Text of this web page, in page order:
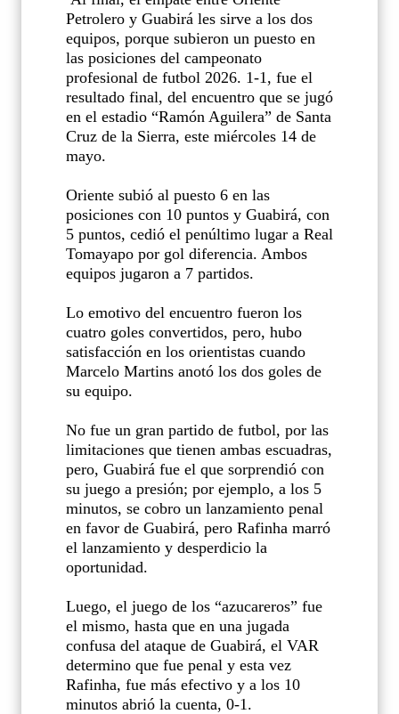
Petrolero y Guabirá les sirve a los dos
equipos, porque subieron un puesto en
las posiciones del campeonato
profesional de futbol 2026. 1-1, fue el
resultado final, del encuentro que se jugó
en el estadio “Ramón Aguilera” de Santa
Cruz de la Sierra, este miércoles 14 de
mayo.
Oriente subió al puesto 6 en las
posiciones con 10 puntos y Guabirá, con
5 puntos, cedió el penúltimo lugar a Real
Tomayapo por gol diferencia. Ambos
equipos jugaron a 7 partidos.
Lo emotivo del encuentro fueron los
cuatro goles convertidos, pero, hubo
satisfacción en los orientistas cuando
Marcelo Martins anotó los dos goles de
su equipo.
No fue un gran partido de futbol, por las
limitaciones que tienen ambas escuadras,
pero, Guabirá fue el que sorprendió con
su juego a presión; por ejemplo, a los 5
minutos, se cobro un lanzamiento penal
en favor de Guabirá, pero Rafinha marró
el lanzamiento y desperdicio la
oportunidad.
Luego, el juego de los “azucareros” fue
el mismo, hasta que en una jugada
confusa del ataque de Guabirá, el VAR
determino que fue penal y esta vez
Rafinha, fue más efectivo y a los 10
minutos abrió la cuenta, 0-1.